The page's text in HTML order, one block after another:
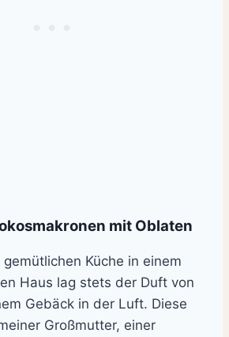
mit Oblaten
Küche in einem
Haus lag stets der Duft von
Gebäck in der Luft. Diese
Großmutter, einer